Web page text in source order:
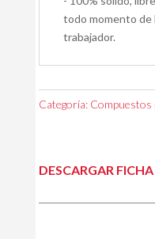
todo momento de
trabajador.
Categoría: Compuestos
DESCARGAR